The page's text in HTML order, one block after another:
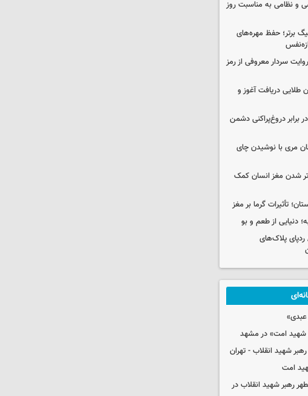
و نظامی به مناسبت روز
برتر؛ حفظ مهره‌های
سردار معروفی از رمز
دریافت آغوز و
برابر دروغ‌پراکنی دشمن
مری با نوشیدن چای
شدن مغز انسان کمک
تأثیرات گرما بر مغز
دنیایی از طعم و بو
ردپای پلاک‌های
عبدی»
شهید امت» در مشهد
شهید انقلاب - تهران
امت
رهبر شهید انقلاب در